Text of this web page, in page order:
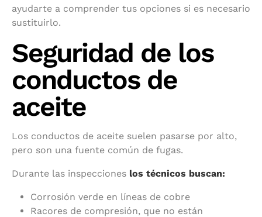
ayudarte a comprender tus opciones si es necesario
sustituirlo.
Seguridad de los
conductos de
aceite
Los conductos de aceite suelen pasarse por alto,
pero son una fuente común de fugas.
Durante las inspecciones los técnicos buscan:
Corrosión verde en líneas de cobre
Racores de compresión, que no están